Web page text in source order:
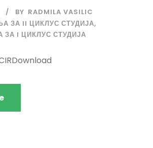
BY RADMILA VASILIC
ЗА II ЦИКЛУС СТУДИЈА,
I ЦИКЛУС СТУДИЈА